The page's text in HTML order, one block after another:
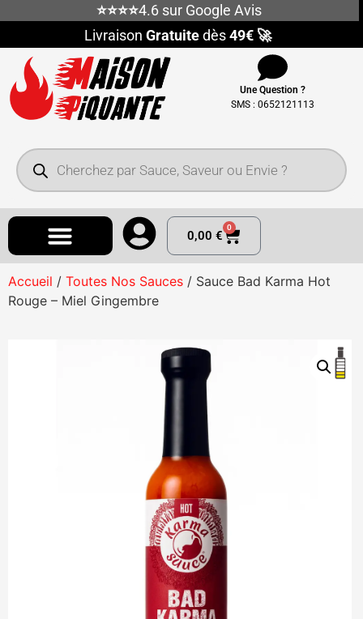
⭐⭐⭐⭐4.6 sur Google Avis
Livraison Gratuitedès49€ 🚀
Une Question ?
SMS : 0652121113
0,00 €
0
Accueil / Toutes Nos Sauces / Sauce Bad Karma Hot
Rouge – Miel Gingembre